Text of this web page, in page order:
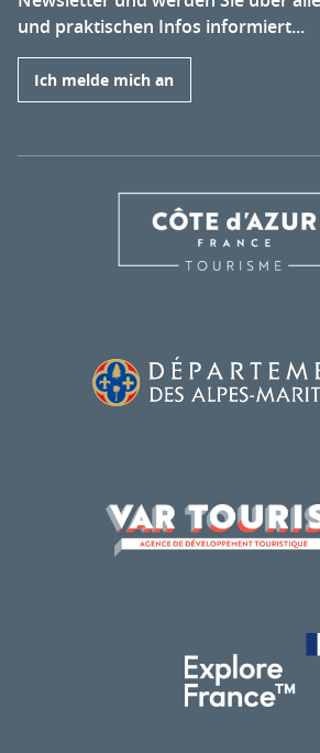
und praktischen Infos informiert...
Ich melde mich an